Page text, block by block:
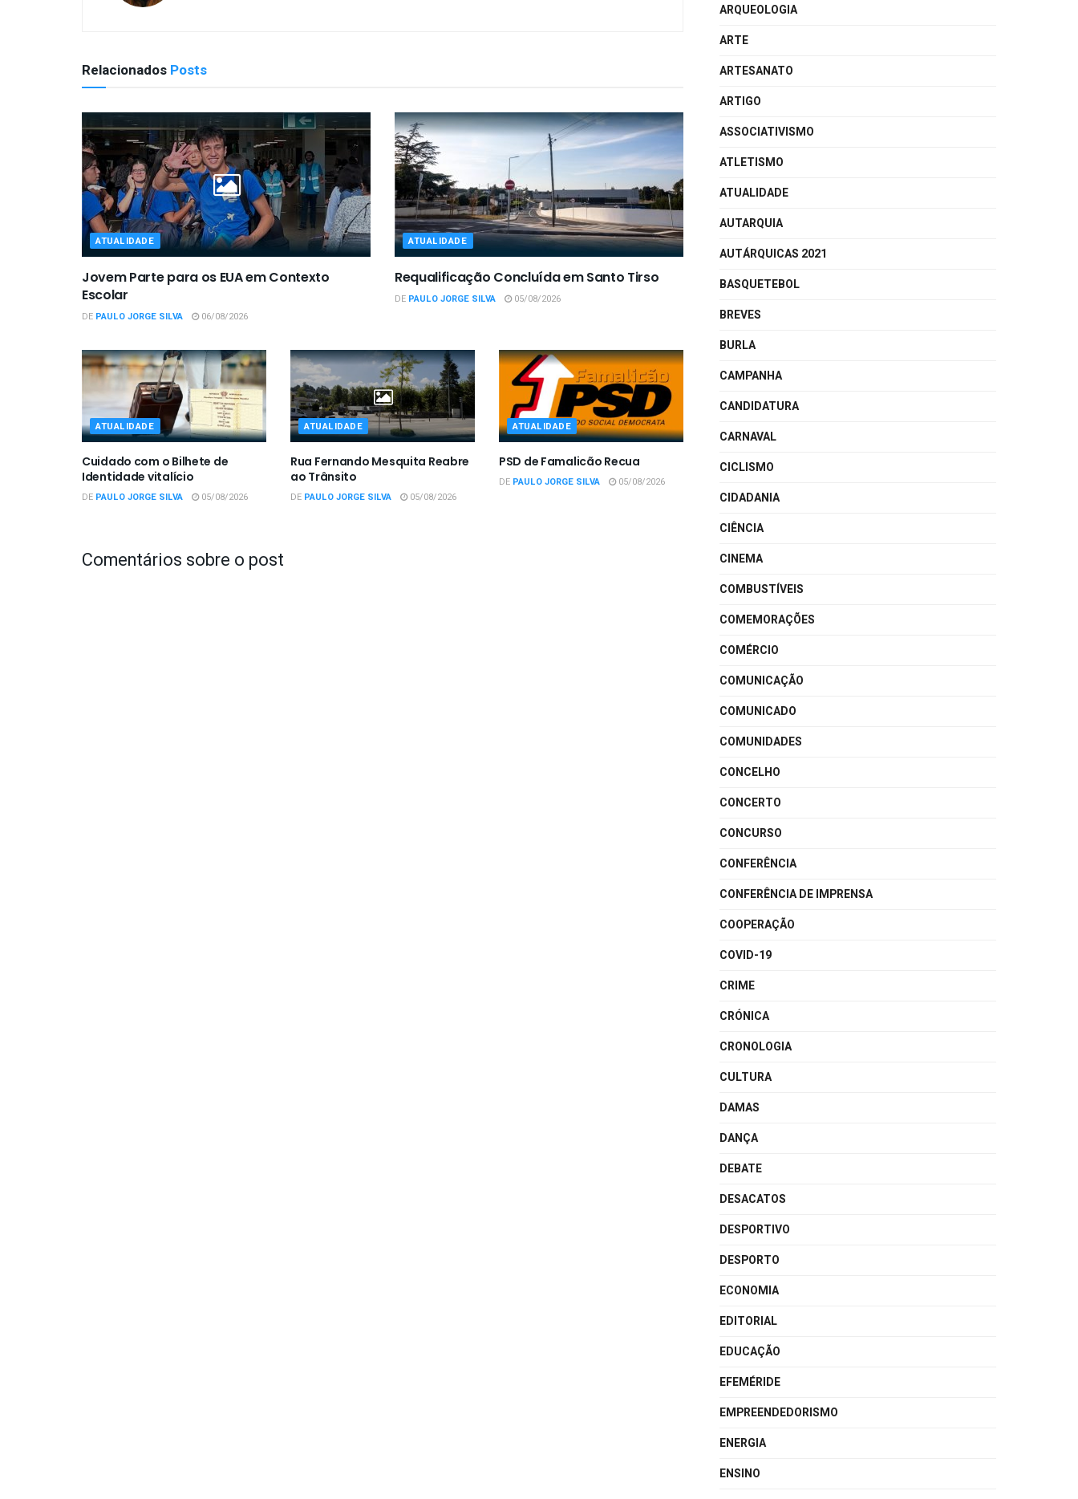
Relacionados Posts
ATUALIDADE
Jovem Parte para os EUA em Contexto
Escolar
DE PAULO JORGE SILVA 06/08/2026
ATUALIDADE
Requalificação Concluída em Santo Tirso
DE PAULO JORGE SILVA 05/08/2026
ATUALIDADE
Cuidado com o Bilhete de
Identidade vitalício
DE PAULO JORGE SILVA 05/08/2026
ATUALIDADE
Rua Fernando Mesquita Reabre
ao Trânsito
DE PAULO JORGE SILVA 05/08/2026
ATUALIDADE
PSD de Famalicão Recua
DE PAULO JORGE SILVA 05/08/2026
Comentários sobre o post
ARQUEOLOGIA
ARTE
ARTESANATO
ARTIGO
ASSOCIATIVISMO
ATLETISMO
ATUALIDADE
AUTARQUIA
AUTÁRQUICAS 2021
BASQUETEBOL
BREVES
BURLA
CAMPANHA
CANDIDATURA
CARNAVAL
CICLISMO
CIDADANIA
CIÊNCIA
CINEMA
COMBUSTÍVEIS
COMEMORAÇÕES
COMÉRCIO
COMUNICAÇÃO
COMUNICADO
COMUNIDADES
CONCELHO
CONCERTO
CONCURSO
CONFERÊNCIA
CONFERÊNCIA DE IMPRENSA
COOPERAÇÃO
COVID-19
CRIME
CRÓNICA
CRONOLOGIA
CULTURA
DAMAS
DANÇA
DEBATE
DESACATOS
DESPORTIVO
DESPORTO
ECONOMIA
EDITORIAL
EDUCAÇÃO
EFEMÉRIDE
EMPREENDEDORISMO
ENERGIA
ENSINO